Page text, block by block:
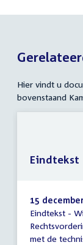
Hier vindt u
bovenstaand
Eindtekst
15
Eindtekst -
met de
Eindtekst